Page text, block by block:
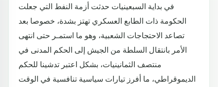
في بداية السبعينيات حدثت أزمة النفط التي جعلت
الحكومة ذات الطابع العسكري تهتز بشدة، خصوصا بعد
تصاعد الاحتجاجات الشعبية، وهو ما استمـر حتى انتهى
الأمر بانتقال السلطة من الجيش إلى الحكم المدنى في
منتصف الثمانينيات، بشكل اعتبر تدشينا للحكم
الديموقراطي، ما أفرز تيارات سياسية تنافسية في الوقت